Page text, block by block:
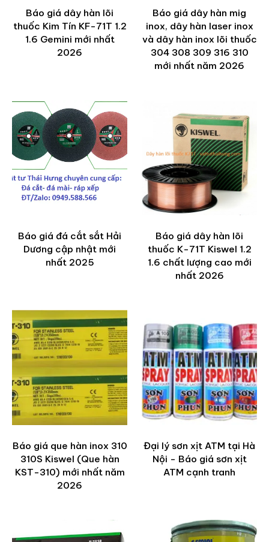
Báo giá dây hàn lõi
thuốc Kim Tín KF-71T 1.2
1.6 Gemini mới nhất
2026
Báo giá dây hàn mig
inox, dây hàn laser inox
và dây hàn inox lõi thuốc
304 308 309 316 310
mới nhất năm 2026
Báo giá đá cắt sắt Hải
Dương cập nhật mới
nhất 2025
Báo giá dây hàn lõi
thuốc K-71T Kiswel 1.2
1.6 chất lượng cao mới
nhất 2026
Báo giá que hàn inox 310
310S Kiswel (Que hàn
KST-310) mới nhất năm
2026
Đại lý sơn xịt ATM tại Hà
Nội - Báo giá sơn xịt
ATM cạnh tranh